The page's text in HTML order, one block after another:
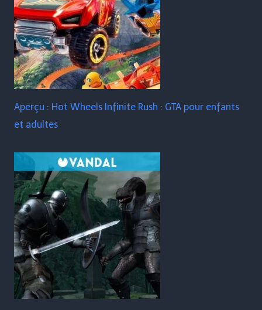
Aperçu : Hot Wheels Infinite Rush : GTA pour enfants
et adultes